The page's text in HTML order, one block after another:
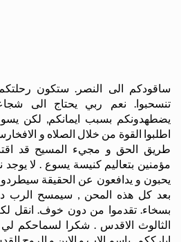
ساقودكم الى النصر. ستكون
تنسحبوا. نعم ربي يحتاج الى
يضطهدونكم بسبب ايمانكم, لكن
اطلبوا القوة من خلال الصلاه و
طريق الحق و مجيء المسيح قد
مؤمنين بتعاليم كنيسة يسوع . لا
يحبون و يدافعون عن الحقيقة
بعد كل هذه المحن , سيمسح الرب
بسخاء. تقدموا من دون خوف. انقل
الثالوث الاقدس . شكرا لسماحكم